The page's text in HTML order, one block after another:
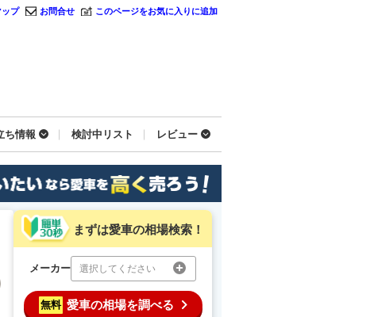
ップ お問合せ このページをお気に入りに追加
ち情報 検討中リスト レビュー
まずは愛車の相場検索！
メーカー 選択してください
無料 愛車の相場を調べる